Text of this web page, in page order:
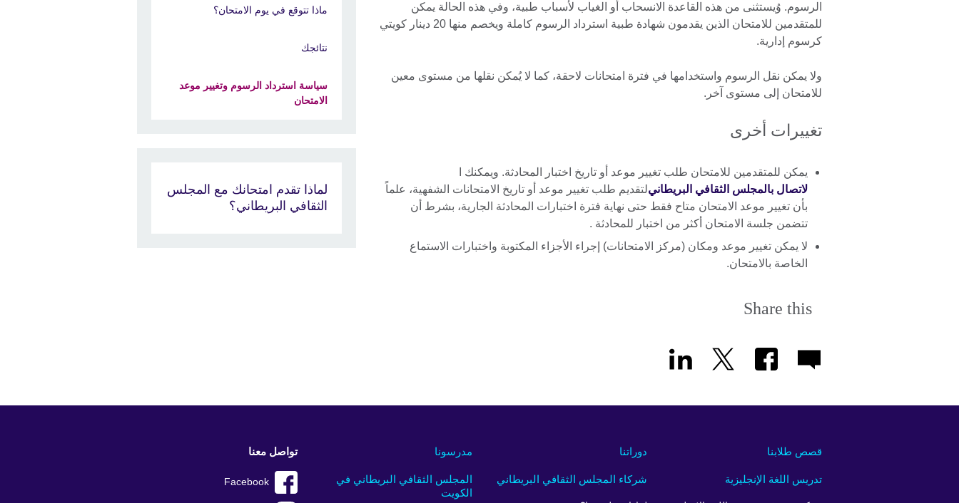
الرسوم. وُيستثنى من هذه القاعدة الانسحاب أو الغياب لأسباب طبية، وفي هذه الحالة يمكن
للمتقدمين للامتحان الذين يقدمون شهادة طبية استرداد الرسوم كاملة ويخصم منها 20 دينار كويتي
كرسوم إدارية.
ولا يمكن نقل الرسوم واستخدامها في فترة امتحانات لاحقة، كما لا يُمكن نقلها من مستوى معين
للامتحان إلى مستوى آخر.
تغييرات أخرى
يمكن للمتقدمين للامتحان طلب تغيير موعد أو تاريخ اختبار المحادثة. ويمكنك ا
لاتصال بالمجلس الثقافي البريطانيلتقديم طلب تغيير موعد أو تاريخ الامتحانات الشفهية، علماً
بأن تغيير موعد الامتحان متاح فقط حتى نهاية فترة اختبارات المحادثة الجارية، بشرط أن
تتضمن جلسة الامتحان أكثر من اختبار للمحادثة .
لا يمكن تغيير موعد ومكان (مركز الامتحانات) إجراء الأجزاء المكتوبة واختبارات الاستماع
الخاصة بالامتحان.
Share this
ماذا تتوقع في يوم الامتحان؟
نتائجك
سياسة استرداد الرسوم وتغيير موعد
الامتحان
لماذا تقدم امتحانك مع المجلس
الثقافي البريطاني؟
مدرسونا دوراتنا قصص طلابنا
المجلس الثقافي البريطاني في
الكويت
شركاء المجلس الثقافي البريطاني تدريس اللغة الإنجليزية
تواصل معنا
Facebook